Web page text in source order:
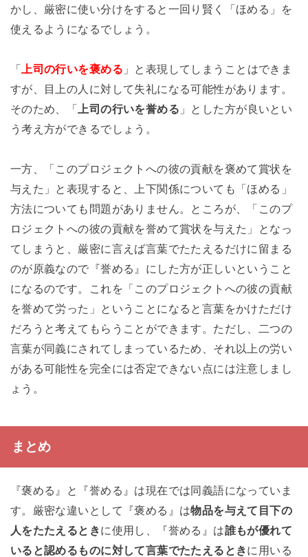
かし、厳密に使い分けをすると一回り賢く「ほめる」を
使えるようになるでしょう。
「 上司の行いを褒める 」と表現してしまうことはできま
すが、目上の人に対して失礼になる可能性があります。
そのため、「 上司の行いを誉める 」とした方が良いとい
う考え方ができるでしょう。
一方、「このプロジェクトへの彼の貢献を褒めて賞状を
与えた」と表現すると、上下関係についても「ほめる」
方法についても問題がありません。ところが、「このプ
ロジェクトへの彼の貢献を誉めて賞状を与えた」となっ
てしまうと、厳密に言えば言葉でたたえるだけに留まる
のが原義なので『誉める』にした方が正しいということ
になるのです。これを「このプロジェクトへの彼の貢献
を誉めて労った」ということになると言葉をかけただけ
だろうと考えてもらうことができます。ただし、二つの
言葉が同義にされてしまっているため、それ以上の労い
がある可能性を完全には否定できない点には注意しまし
ょう。
まとめ
『褒める』と『誉める』は現在では同義語になっていま
す。厳密な違いとして『褒める』は物品を与えて目下の
人をたたえるときに使用し、『誉める』は誰もが優れて
いると認めるものに対して言葉でたたえるときに用いる